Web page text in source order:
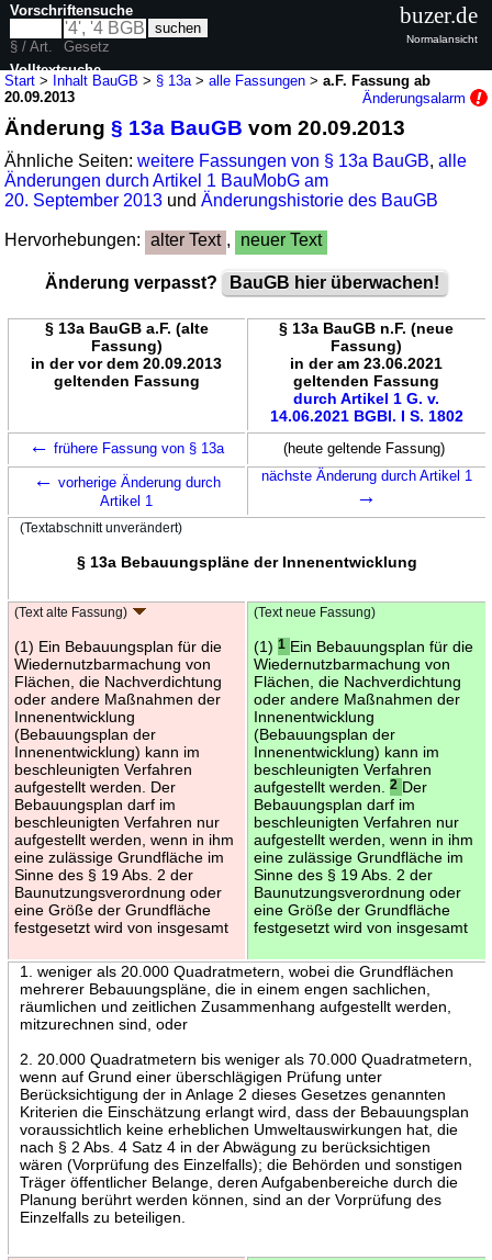
Start > Inhalt BauGB > § 13a >alle Fassungen >a.F. Fassung ab
20.09.2013
Änderungsalarm
Änderung§ 13a BauGB vom 20.09.2013
Ähnliche Seiten:weitere Fassungen von § 13a BauGB,alle
Änderungen durch Artikel 1 BauMobG am
20. September 2013 undÄnderungshistorie des BauGB
Hervorhebungen: alter Text , neuer Text
Änderung verpasst? BauGB hier überwachen!
§ 13a BauGB a.F. (alte
Fassung)
in der vor dem 20.09.2013
geltenden Fassung
§ 13a BauGB n.F. (neue
Fassung)
in der am 23.06.2021
geltenden Fassung
durch Artikel 1 G. v.
14.06.2021 BGBl. I S. 1802
← frühere Fassung von § 13a (heute geltende Fassung)
← vorherige Änderung durch
Artikel 1
nächste Änderung durch Artikel 1
→
(Textabschnitt unverändert)
§ 13a Bebauungspläne der Innenentwicklung
(Text alte Fassung)
(1) Ein Bebauungsplan für die
Wiedernutzbarmachung von
Flächen, die Nachverdichtung
oder andere Maßnahmen der
Innenentwicklung
(Bebauungsplan der
Innenentwicklung) kann im
beschleunigten Verfahren
aufgestellt werden. Der
Bebauungsplan darf im
beschleunigten Verfahren nur
aufgestellt werden, wenn in ihm
eine zulässige Grundfläche im
Sinne des § 19 Abs. 2 der
Baunutzungsverordnung oder
eine Größe der Grundfläche
festgesetzt wird von insgesamt
(Text neue Fassung)
(1) 1 Ein Bebauungsplan für die
Wiedernutzbarmachung von
Flächen, die Nachverdichtung
oder andere Maßnahmen der
Innenentwicklung
(Bebauungsplan der
Innenentwicklung) kann im
beschleunigten Verfahren
aufgestellt werden.
2 Der
Bebauungsplan darf im
beschleunigten Verfahren nur
aufgestellt werden, wenn in ihm
eine zulässige Grundfläche im
Sinne des § 19 Abs. 2 der
Baunutzungsverordnung oder
eine Größe der Grundfläche
festgesetzt wird von insgesamt
1. weniger als 20.000 Quadratmetern, wobei die Grundflächen
mehrerer Bebauungspläne, die in einem engen sachlichen,
räumlichen und zeitlichen Zusammenhang aufgestellt werden,
mitzurechnen sind, oder
2. 20.000 Quadratmetern bis weniger als 70.000 Quadratmetern,
wenn auf Grund einer überschlägigen Prüfung unter
Berücksichtigung der in Anlage 2 dieses Gesetzes genannten
Kriterien die Einschätzung erlangt wird, dass der Bebauungsplan
voraussichtlich keine erheblichen Umweltauswirkungen hat, die
nach § 2 Abs. 4 Satz 4 in der Abwägung zu berücksichtigen
wären (Vorprüfung des Einzelfalls); die Behörden und sonstigen
Träger öffentlicher Belange, deren Aufgabenbereiche durch die
Planung berührt werden können, sind an der Vorprüfung des
Einzelfalls zu beteiligen.
Vorschriftensuche
§ / Art.
Gesetz
Volltextsuche
buzer.de
Normalansicht